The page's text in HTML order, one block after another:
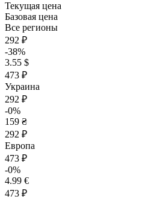
Текущая цена
Базовая цена
Все регионы
292 ₽
-38%
3.55 $
473 ₽
Украина
292 ₽
-0%
159 ₴
292 ₽
Европа
473 ₽
-0%
4.99 €
473 ₽